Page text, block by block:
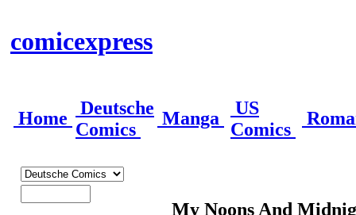
comicexpress
Home
Deutsche
Comics
Manga
US
Comics
My Noons And